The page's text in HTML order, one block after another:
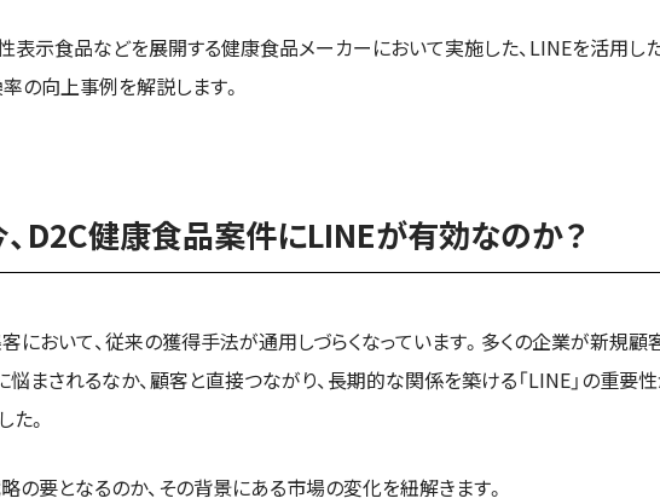
表示食品などを展開する健康食品メーカーにおいて実施した、LINEを活用し
の向上事例を解説します。
D2C健康食品案件にLINEが有効なのか？
において、従来の獲得手法が通用しづらくなっています。多くの企業が新規顧
に悩まされるなか、顧客と直接つながり、長期的な関係を築ける「LINE」の重要
た。
の要となるのか、その背景にある市場の変化を紐解きます。